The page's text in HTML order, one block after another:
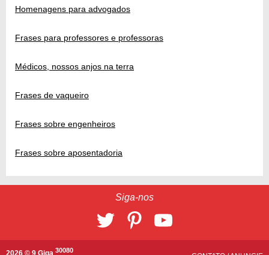
Homenagens para advogados
Frases para professores e professoras
Médicos, nossos anjos na terra
Frases de vaqueiro
Frases sobre engenheiros
Frases sobre aposentadoria
Siga-nos
30080